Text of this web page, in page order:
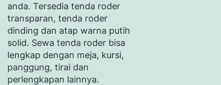
anda. Tersedia tenda roder
transparan, tenda roder
dinding dan atap warna putih
solid. Sewa tenda roder bisa
lengkap dengan meja, kursi,
panggung, tirai dan
perlengkapan lainnya.